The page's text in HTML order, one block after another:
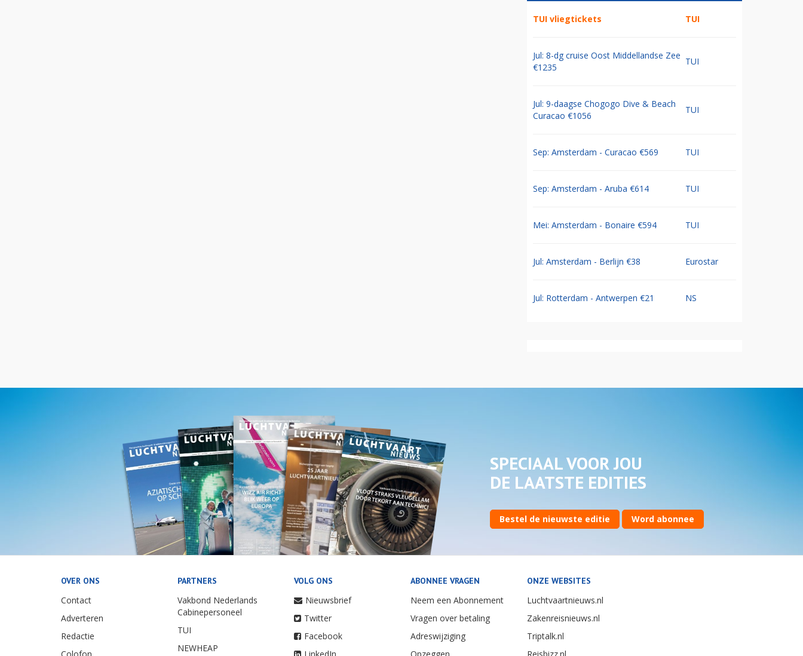
TUI vliegtickets TUI
Jul: 8-dg cruise Oost Middellandse Zee
€1235
TUI
Jul: 9-daagse Chogogo Dive & Beach
Curacao €1056
TUI
Sep: Amsterdam - Curacao €569 TUI
Sep: Amsterdam - Aruba €614 TUI
Mei: Amsterdam - Bonaire €594 TUI
Jul: Amsterdam - Berlijn €38 Eurostar
Jul: Rotterdam - Antwerpen €21 NS
SPECIAAL VOOR JOU
DE LAATSTE EDITIES
Bestel de nieuwste editie Word abonnee
OVER ONS
Contact
Adverteren
Redactie
PARTNERS
Vakbond Nederlands
Cabinepersoneel
TUI
NEWHEAP
VOLG ONS
Nieuwsbrief
Twitter
Facebook
ABONNEE VRAGEN
Neem een Abonnement
Vragen over betaling
Adreswijziging
ONZE WEBSITES
Luchtvaartnieuws.nl
Zakenreisnieuws.nl
Triptalk.nl